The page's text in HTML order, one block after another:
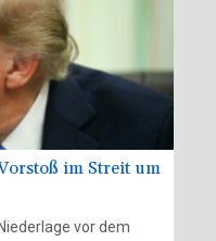
im Streit um
vor dem